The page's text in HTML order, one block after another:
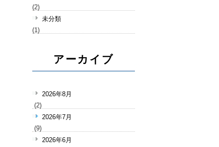
(2)
未分類
(1)
アーカイブ
2026年8月
(2)
2026年7月
(9)
2026年6月